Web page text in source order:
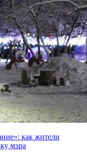
как жители
мэра